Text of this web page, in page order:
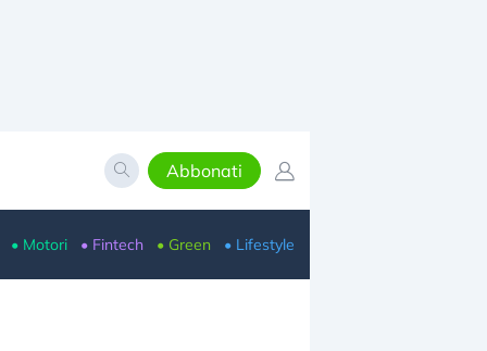
Abbonati
• Motori • Fintech • Green • Lifestyle